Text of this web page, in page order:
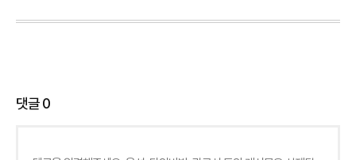
댓글0